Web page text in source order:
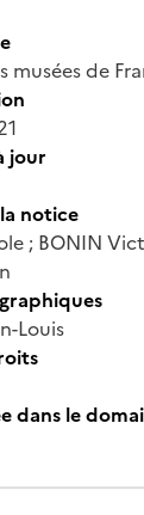
musées de
jour
notice
; BONIN
Louis
dans le